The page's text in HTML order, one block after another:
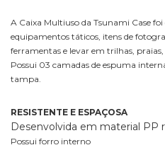
A Caixa Multiuso da Tsunami Case
equipamentos táticos, itens de
ferramentas e levar em trilhas,
Possui 03 camadas de espuma
tampa.
RESISTENTE E ESPAÇOSA
Desenvolvida em material PP
Possui forro interno